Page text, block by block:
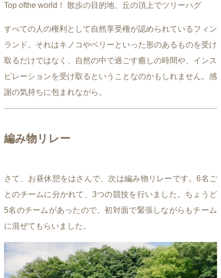
Top ofthe world！ 散歩の目的地、丘の頂上でツリーハグ
すべての人の権利として自然享受権が認められているフィン
ランド。それはキノコやベリーといった形のあるものを受け
取るだけではなく、自然の中で過ごす癒しの時間や、インス
ピレーションを受け取るということなのかもしれません。感
謝の気持ちに包まれながら。
編み物リレー
さて、お昼休憩をはさんで、次は編み物リレーです。6名ご
とのチームに分かれて、3つの競技を行いました。ちょうど
5名のチームがあったので、初対面で緊張しながらもチーム
に混ぜてもらいました。